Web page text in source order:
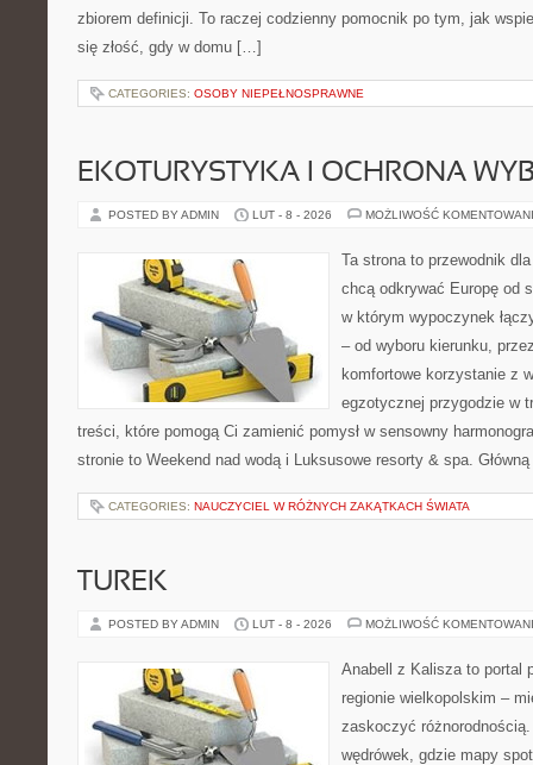
zbiorem definicji. To raczej codzienny pomocnik po tym, jak
się złość, gdy w domu […]
CATEGORIES: OSOBY NIEPEŁNOSPRAWNE
EKOTURYSTYKA I OCHRONA
POSTED BY ADMIN LUT - 8 - 2026 MOŻLIWOŚĆ
Ta strona to przewodnik
chcą odkrywać Europę od
w którym wypoczynek
– od wyboru kierunku,
komfortowe korzystanie z
egzotycznej przygodzie w
treści, które pomogą Ci zamienić pomysł w sensowny
stronie to Weekend nad wodą i Luksusowe resorty & spa.
CATEGORIES: NAUCZYCIEL W RÓŻNYCH ZAKĄTKACH ŚWIATA
TUREK
POSTED BY ADMIN LUT - 8 - 2026 MOŻLIWOŚĆ
Anabell z Kalisza to portal
regionie wielkopolskim –
zaskoczyć
wędrówek, gdzie mapy